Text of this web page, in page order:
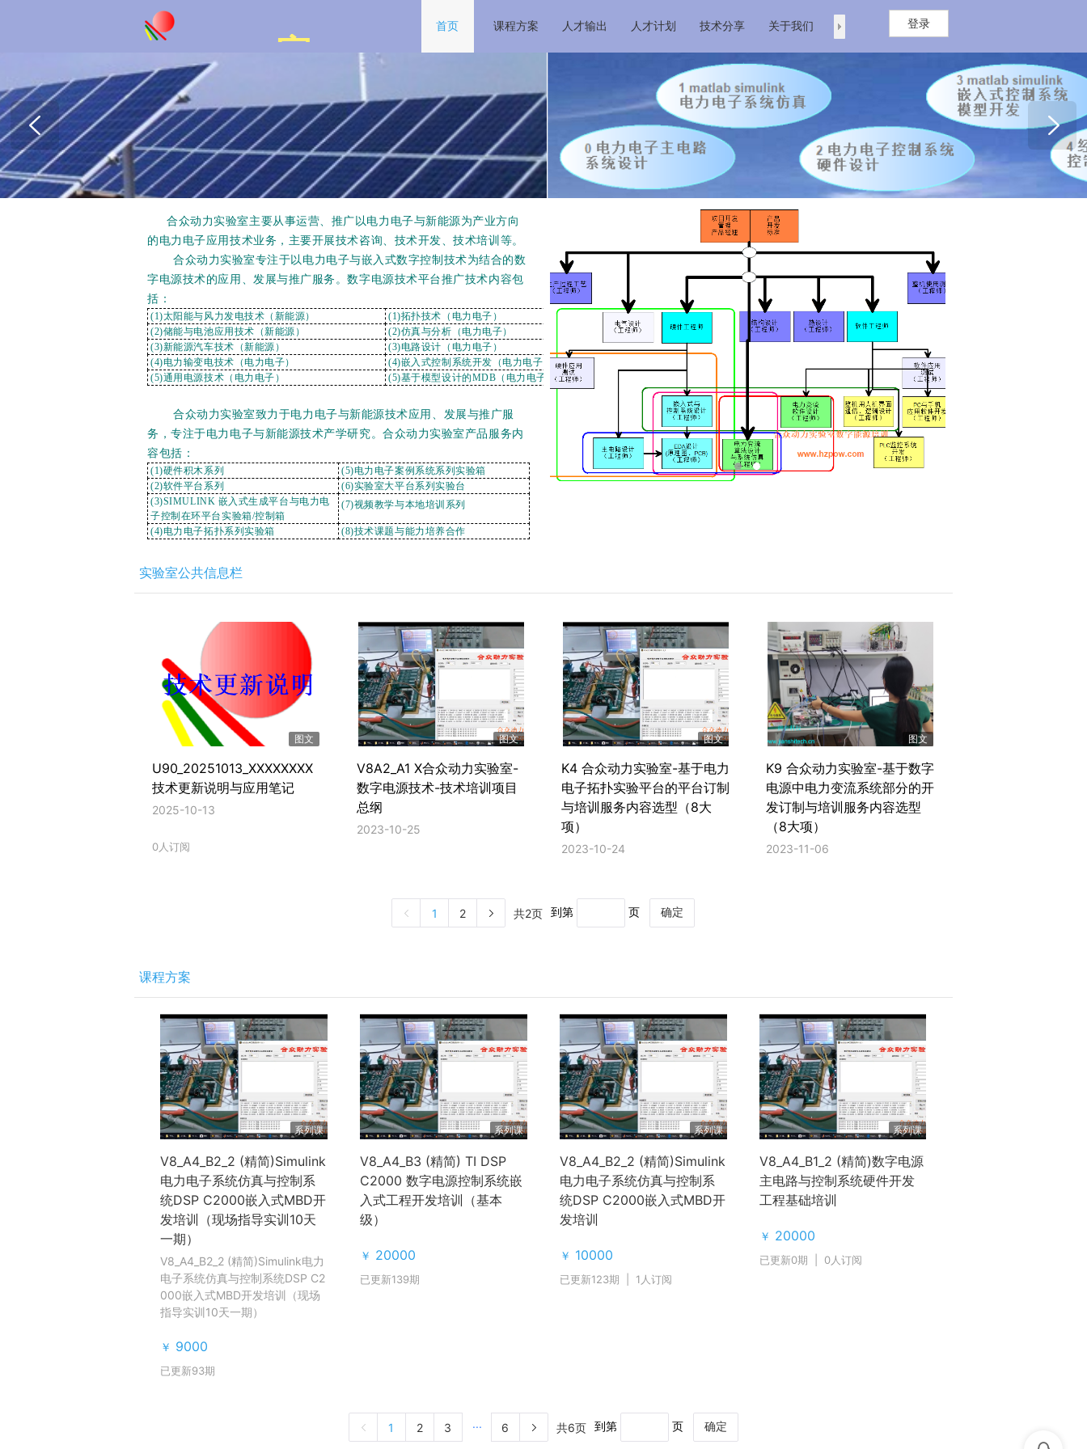
室
首页 课程方案 人才输出 人才计划 技术分享 关于我们 剑石科技 登录
合众动力实验室主要从事运营、推广以电力电子与新能源为产业方向
的电力电子应用技术业务，主要开展技术咨询、技术开发、技术培训等。
合众动力实验室专注于以电力电子与嵌入式数字控制技术为结合的数
字电源技术的应用、发展与推广服务。数字电源技术平台推广技术内容包
括：
(1)太阳能与风力发电技术（新能源）
(1)拓扑技术（电力电子）
(2)储能与电池应用技术 （新能源 ）
(2)仿真与分析（电力电子）
(3)新能源汽车技术（新能源）
(3)电路设计（电力电子）
(4)电力输变电技术（电力电子）
(4)嵌入式控制系统开发（电力电子）
(5)通用电源技术（电力电子）
(5)基于模型设计的MDB（电力电子）
合众动力实验室致力于电力电子与新能源技术应用、发展与推广服
务，专注于电力电子与新能源技术产学研究。合众动力实验室产品服务内
容包括：
(1)硬件积木系列
(5)电力电子案例系统系列实验箱
(2)软件平台系列
(6)实验室大平台系列实验台
(3)SIMULINK 嵌入式生成平台与电力电
子控制在环平台实验箱/控制箱
(7)视频教学与本地培训系列
(4)电力电子拓扑系列实验箱 (8)技术课题与能力培养合作
实验室公共信息栏
图文
U90_20251013_XXXXXXXX
技术更新说明与应用笔记
2025-10-13
0人订阅
图文
V8A2_A1 X合众动力实验室-
数字电源技术-技术培训项目
总纲
2023-10-25
图文
K4 合众动力实验室-基于电力
电子拓扑实验平台的平台订制
与培训服务内容选型（8大
项）
2023-10-24
图文
K9 合众动力实验室-基于数字
电源中电力变流系统部分的开
发订制与培训服务内容选型
（8大项）
2023-11-06
1 2 共2页 到第 页 确定
课程方案
系列课
V8_A4_B2_2 (精简)Simulink
电力电子系统仿真与控制系
统DSP C2000嵌入式MBD开
发培训（现场指导实训10天
一期）
V8_A4_B2_2 (精简)Simulink电力
电子系统仿真与控制系统DSP C2
000嵌入式MBD开发培训（现场
指导实训10天一期）
￥ 9000
已更新93期
系列课
V8_A4_B3 (精简) TI DSP
C2000 数字电源控制系统嵌
入式工程开发培训（基本
级）
￥ 20000
已更新139期
系列课
V8_A4_B2_2 (精简)Simulink
电力电子系统仿真与控制系
统DSP C2000嵌入式MBD开
发培训
￥ 10000
已更新123期 1人订阅
系列课
V8_A4_B1_2 (精简)数字电源
主电路与控制系统硬件开发
工程基础培训
￥ 20000
已更新0期 0人订阅
1 2 3 ... 6 共6页 到第 页 确定